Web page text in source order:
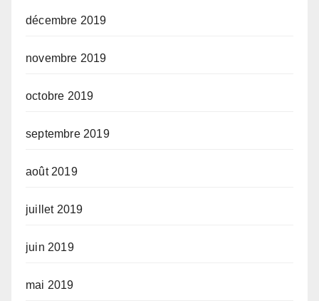
décembre 2019
novembre 2019
octobre 2019
septembre 2019
août 2019
juillet 2019
juin 2019
mai 2019